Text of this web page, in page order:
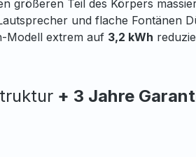
größeren Teil des Körpers
und flache Fontänen
Modell extrem auf 3,2 kWh
+ 3 Jahre